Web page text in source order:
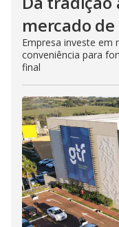
mercado
Empresa investe em
conveniência para
final